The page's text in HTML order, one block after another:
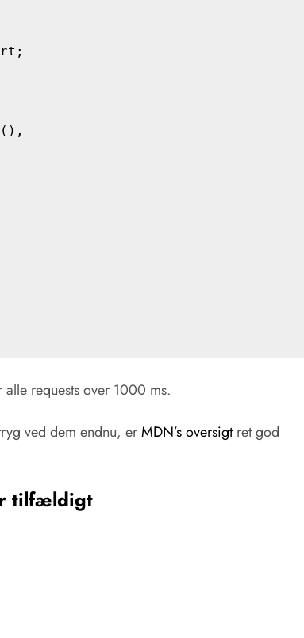
alle requests over 1000 ms.
ved dem endnu, erMDN’s oversigtret god
tilfældigt